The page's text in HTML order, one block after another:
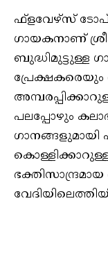
ഫ്‌ളവേഴ്‌സ് ടോപ്
ഗായകനാണ്
ബുദ്ധിമുട്ടുള്ള
പ്രേക്ഷകരെയും
പലപ്പോഴും
ഗാനങ്ങളുമായി